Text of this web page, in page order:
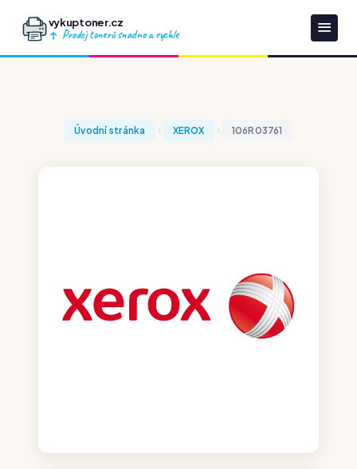
vykuptoner.cz
Prodej tonerů snadno a rychle
Úvodní stránka XEROX 106R03761